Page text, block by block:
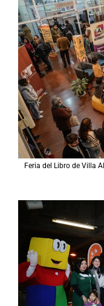
Feria del Libro de Villa